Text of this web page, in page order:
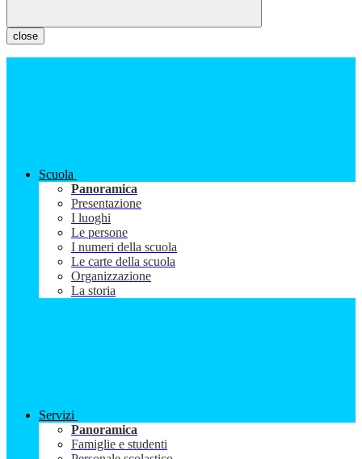
close
Scuola
Panoramica
Presentazione
I luoghi
Le persone
I numeri della scuola
Le carte della scuola
Organizzazione
La storia
Servizi
Panoramica
Famiglie e studenti